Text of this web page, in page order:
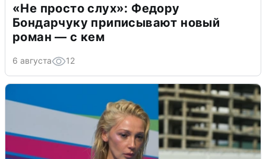
«Не просто слух»: Федору
Бондарчуку приписывают новый
роман — с кем
6 августа 12